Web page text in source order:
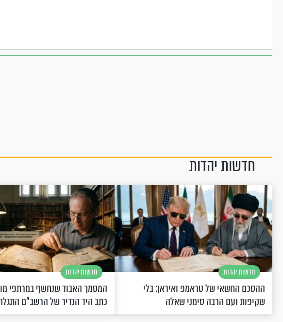
חדשות יהדות
חדשות יהדות
ההסכם החשאי של טראמפ ואיראן: בלי
שקיפות ועם הרבה סימני שאלה
חדשות יהדות
המסמך האבוד שנחשף במרתפי
כתב היד הנדיר של הרשב"ם